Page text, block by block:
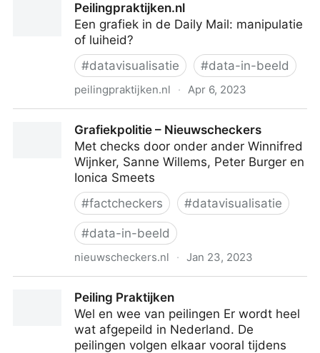
Peilingpraktijken.nl
Een grafiek in de Daily Mail: manipulatie
of luiheid?
#datavisualisatie #data-in-beeld
peilingpraktijken.nl · Apr 6, 2023
Grafiekpolitie – Nieuwscheckers
Met checks door onder ander Winnifred
Wijnker, Sanne Willems, Peter Burger en
Ionica Smeets
#factcheckers #datavisualisatie
#data-in-beeld
nieuwscheckers.nl · Jan 23, 2023
Peiling Praktijken
Wel en wee van peilingen Er wordt heel
wat afgepeild in Nederland. De
peilingen volgen elkaar vooral tijdens